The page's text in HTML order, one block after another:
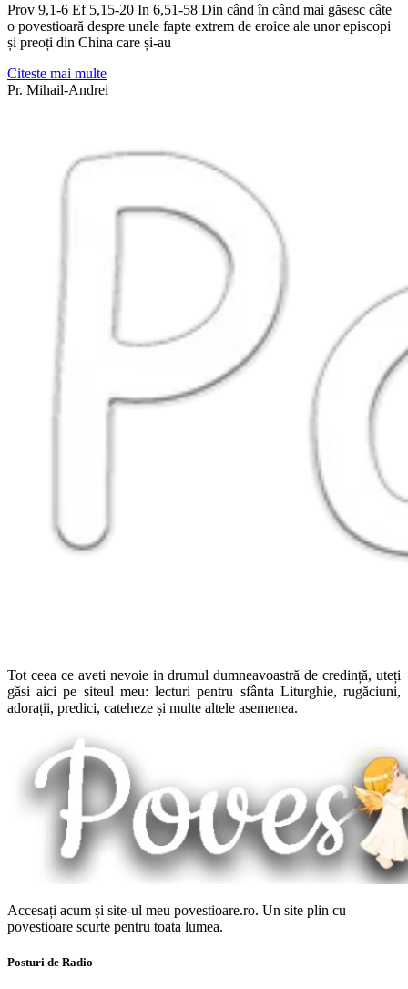
Prov 9,1-6 Ef 5,15-20 In 6,51-58 Din când în când mai găsesc câte
o povestioară despre unele fapte extrem de eroice ale unor episcopi
și preoți din China care și-au
Citeste mai multe
Pr. Mihail-Andrei
Tot ceea ce aveti nevoie in drumul dumneavoastră de credință, uteți
găsi aici pe siteul meu: lecturi pentru sfânta Liturghie, rugăciuni,
adorații, predici, cateheze și multe altele asemenea.
Accesați acum și site-ul meu povestioare.ro. Un site plin cu
povestioare scurte pentru toata lumea.
Posturi de Radio